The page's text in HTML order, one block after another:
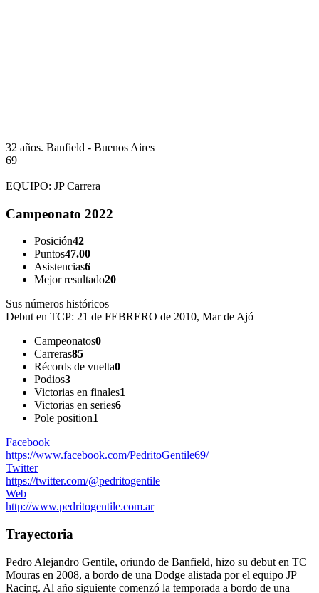
32 años. Banfield - Buenos Aires
69
EQUIPO: JP Carrera
Campeonato 2022
Posición42
Puntos47.00
Asistencias6
Mejor resultado20
Sus números históricos
Debut en TCP: 21 de FEBRERO de 2010, Mar de Ajó
Campeonatos0
Carreras85
Récords de vuelta0
Podios3
Victorias en finales1
Victorias en series6
Pole position1
Facebook
https://www.facebook.com/PedritoGentile69/
Twitter
https://twitter.com/@pedritogentile
Web
http://www.pedritogentile.com.ar
Trayectoria
Pedro Alejandro Gentile, oriundo de Banfield, hizo su debut en TC
Mouras en 2008, a bordo de una Dodge alistada por el equipo JP
Racing. Al año siguiente comenzó la temporada a bordo de una